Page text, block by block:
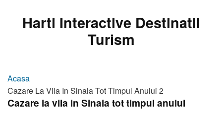
Harti Interactive Destinatii
Turism
Acasa
Cazare La Vila In Sinaia Tot Timpul Anului 2
Cazare la vila in Sinaia tot timpul anului